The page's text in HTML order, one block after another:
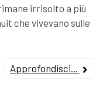
irrisolto a più
che vivevano sulle
Approfondisci...